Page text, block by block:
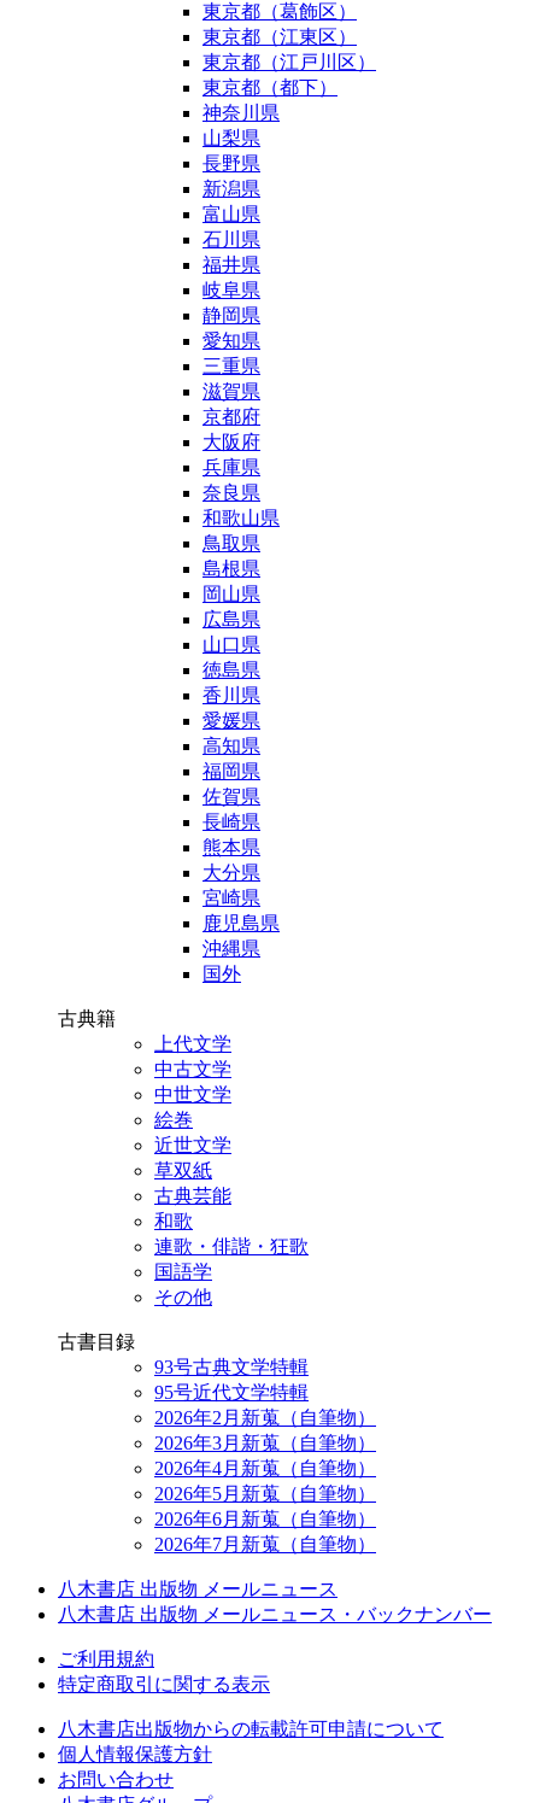
東京都（葛飾区）
東京都（江東区）
東京都（江戸川区）
東京都（都下）
神奈川県
山梨県
長野県
新潟県
富山県
石川県
福井県
岐阜県
静岡県
愛知県
三重県
滋賀県
京都府
大阪府
兵庫県
奈良県
和歌山県
鳥取県
島根県
岡山県
広島県
山口県
徳島県
香川県
愛媛県
高知県
福岡県
佐賀県
長崎県
熊本県
大分県
宮崎県
鹿児島県
沖縄県
国外
古典籍
上代文学
中古文学
中世文学
絵巻
近世文学
草双紙
古典芸能
和歌
連歌・俳諧・狂歌
国語学
その他
古書目録
93号古典文学特輯
95号近代文学特輯
2026年2月新蒐（自筆物）
2026年3月新蒐（自筆物）
2026年4月新蒐（自筆物）
2026年5月新蒐（自筆物）
2026年6月新蒐（自筆物）
2026年7月新蒐（自筆物）
八木書店 出版物 メールニュース
八木書店 出版物 メールニュース・バックナンバー
ご利用規約
特定商取引に関する表示
八木書店出版物からの転載許可申請について
個人情報保護方針
お問い合わせ